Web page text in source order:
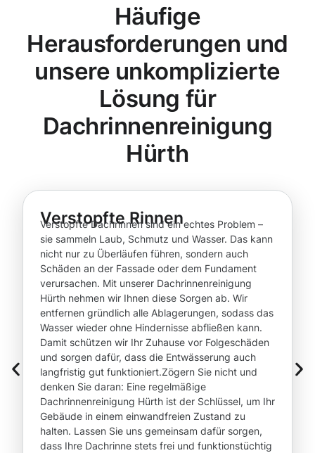
Häufige
Herausforderungen und
unsere unkomplizierte
Lösung für
Dachrinnenreinigung
Hürth
Verstopfte Rinnen
Verstopfte Dachrinnen sind ein echtes Problem –
sie sammeln Laub, Schmutz und Wasser. Das kann
nicht nur zu Überläufen führen, sondern auch
Schäden an der Fassade oder dem Fundament
verursachen. Mit unserer Dachrinnenreinigung
Hürth nehmen wir Ihnen diese Sorgen ab. Wir
entfernen gründlich alle Ablagerungen, sodass das
Wasser wieder ohne Hindernisse abfließen kann.
Damit schützen wir Ihr Zuhause vor Folgeschäden
und sorgen dafür, dass die Entwässerung auch
langfristig gut funktioniert.Zögern Sie nicht und
denken Sie daran: Eine regelmäßige
Dachrinnenreinigung Hürth ist der Schlüssel, um Ihr
Gebäude in einem einwandfreien Zustand zu
halten. Lassen Sie uns gemeinsam dafür sorgen,
dass Ihre Dachrinne stets frei und funktionstüchtig